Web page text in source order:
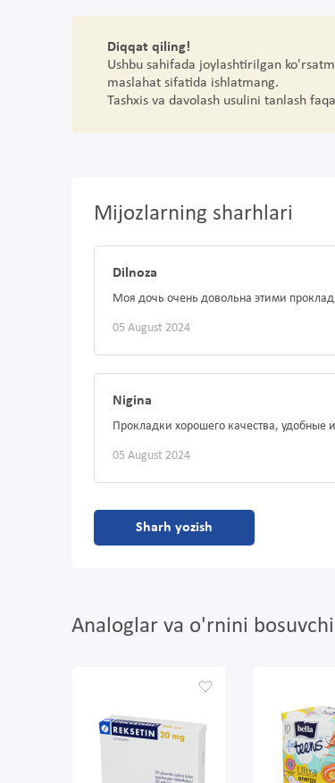
Diqqat qiling!
Ushbu sahifada joylashtirilgan
maslahat sifatida ishlatmang.
Tashxis va davolash usulini tanlash
Mijozlarning sharhlari
Dilnoza
Моя дочь очень довольна этими
05 August 2024
Nigina
Прокладки хорошего качества, удобные
05 August 2024
Sharh yozish
Analoglar va o'rnini